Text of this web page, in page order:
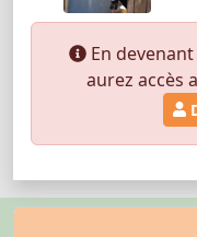
En
aurez accès